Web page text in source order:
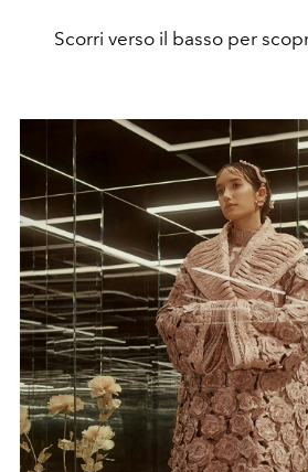
Scorri verso il basso per